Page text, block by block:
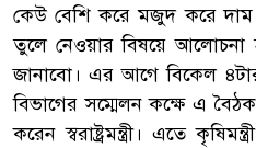
কেউ বেশি করে মজুদ করে দাম
তুলে নেওয়ার বিষয়ে আলোচনা
জানাবো। এর আগে বিকেল ৪টার
বিভাগের সম্মেলন কক্ষে এ
করেন স্বরাষ্ট্রমন্ত্রী। এতে